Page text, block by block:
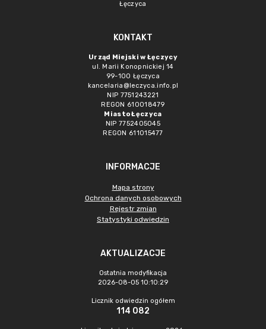
Łęczyca
KONTAKT
Urząd Miejski w Łęczycy
ul. Marii Konopnickiej 14
99-100 Łęczyca
kancelaria@leczyca.info.pl
NIP 7751243221
REGON 610018479
Miasto Łęczyca
NIP 7752405045
REGON 611015477
INFORMACJE
Mapa strony
Ochrona danych osobowych
Rejestr zmian
Statystyki odwiedzin
AKTUALIZACJE
Ostatnia modyfikacja
2026-08-05 10:10:29
Licznik odwiedzin ogółem
114 082